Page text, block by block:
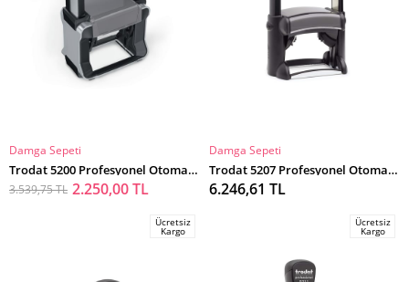
SEPETE EKLE
Damga Sepeti
Trodat 5200 Profesyonel Otomatik Kaşe
2.250,00 TL
3.539,75 TL
SEPETE EKLE
Damga Sepeti
Trodat 5207 Profesyonel Otomatik Kaşe
6.246,61 TL
Ücretsiz
Kargo
Ücretsiz
Kargo